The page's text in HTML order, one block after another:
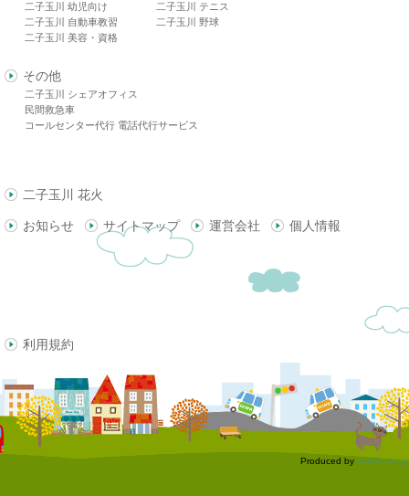
二子玉川 幼児向け
二子玉川 自動車教習
二子玉川 美容・資格
二子玉川 テニス
二子玉川 野球
その他
二子玉川 シェアオフィス
民間救急車
コールセンター代行 電話代行サービス
二子玉川 花火
お知らせ サイトマップ 運営会社 個人情報
利用規約
Produced by delight.ne.jp